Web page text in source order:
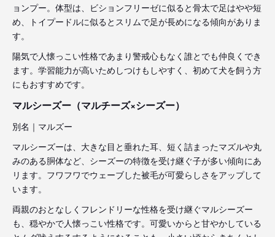
ョンプー。体型は、ビションフリーゼに似ると骨太で足はやや短
め、トイプードルに似るとスリムで足が長めになる傾向がありま
す。
陽気で人懐っこい性格であまり警戒心もなく誰とでも仲良くでき
ます。学習能力が高いためしつけもしやすく、初めて犬を飼う方
にもおすすめです。
マルシーズー（マルチーズ×シーズー）
別名｜マルズー
マルシーズーは、大きな目と垂れた耳、短く詰まったマズルや丸
みのある胴体など、シーズーの特徴を受け継ぐ子が多い傾向にあ
リます。フワフワでウェーブした被毛が可愛らしさをアップして
います。
両親のおとなしくフレンドリーな性格を受け継ぐマルシーズー
も、穏やかで人懐っこい性格です。可愛いからと甘やかしている